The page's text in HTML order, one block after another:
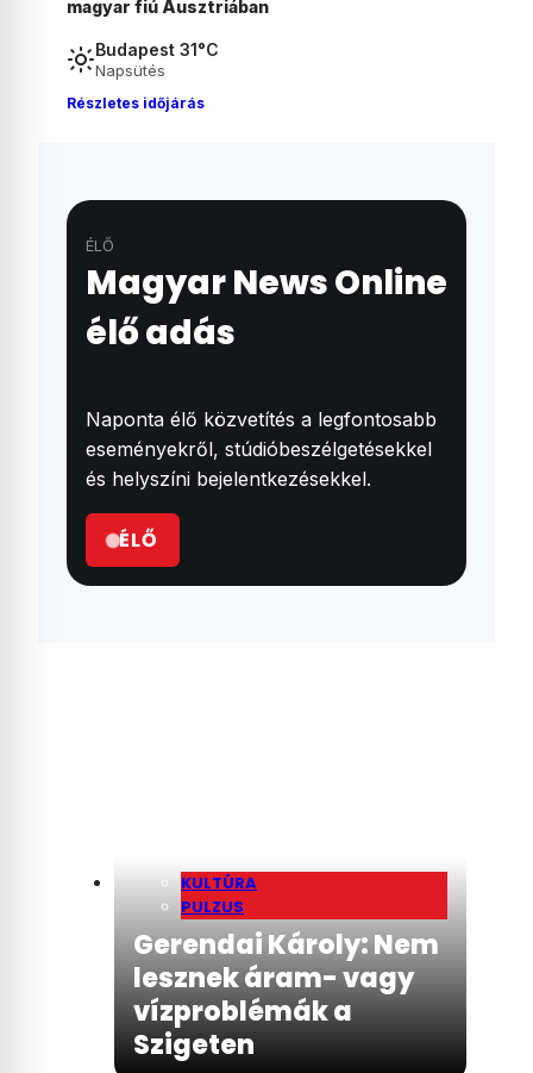
Madonna és Kylie Minogue első hivatalos
Budapest 31°C
Napsütés
Részletes időjárás
ÉLŐ
Magyar News Online
élő adás
Naponta élő közvetítés a legfontosabb
eseményekről, stúdióbeszélgetésekkel
és helyszíni bejelentkezésekkel.
ÉLŐ
KULTÚRA
PULZUS
Gerendai Károly: Nem
lesznek áram- vagy
vízproblémák a
Szigeten